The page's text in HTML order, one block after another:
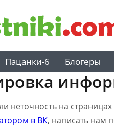
Пацанки-6 Блогеры
неточность на
в ВК, написать нам